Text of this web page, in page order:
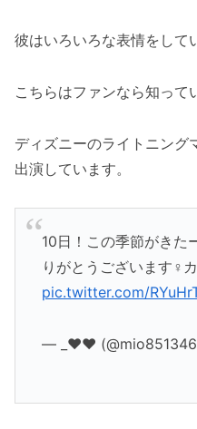
彼はいろいろな表情をして
こちらはファンなら知って
ディズニーのライトニング
出演しています。
10日！この季節がきた
りがとうございます‍♀️
pic.twitter.com/
— _❤︎❤︎